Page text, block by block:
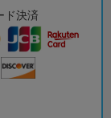
ド決済